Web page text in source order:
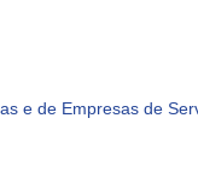
e de Empresas de